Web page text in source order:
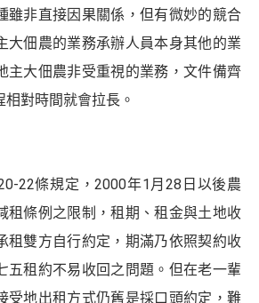
雖非直接因果關係，但有微妙的競合
大佃農的業務承辦人員本身其他的業
主大佃農非受重視的業務，文件備齊
對時間就會拉長。
22條規定，2000年1月28日以後農
租條例之限制，租期、租金與土地收
租雙方自行約定，期滿乃依照契約收
五租約不易收回之問題。但在老一輩
受地出租方式仍舊是採口頭約定，難